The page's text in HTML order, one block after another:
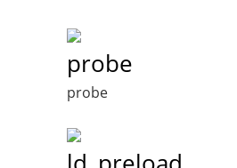
probe
probe